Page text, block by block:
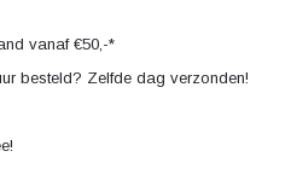
vanaf €50,-*
besteld? Zelfde dag verzonden!